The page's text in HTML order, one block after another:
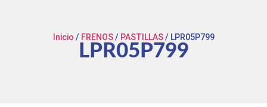
Inicio / FRENOS/ PASTILLAS/ LPR05P799
LPR05P799